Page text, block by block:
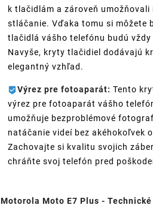
k tlačidlám a zároveň umožňovali
stláčanie. Vďaka tomu si môžete
tlačidlá vášho telefónu budú
Navyše, kryty tlačidiel dodávajú
elegantný vzhľad.
Výrez pre fotoaparát: Tento
výrez pre fotoaparát vášho
umožňuje bezproblémové
natáčanie videí bez akéhokoľvek
Zachovajte si kvalitu svojich
chráňte svoj telefón pred
Motorola Moto E7 Plus -